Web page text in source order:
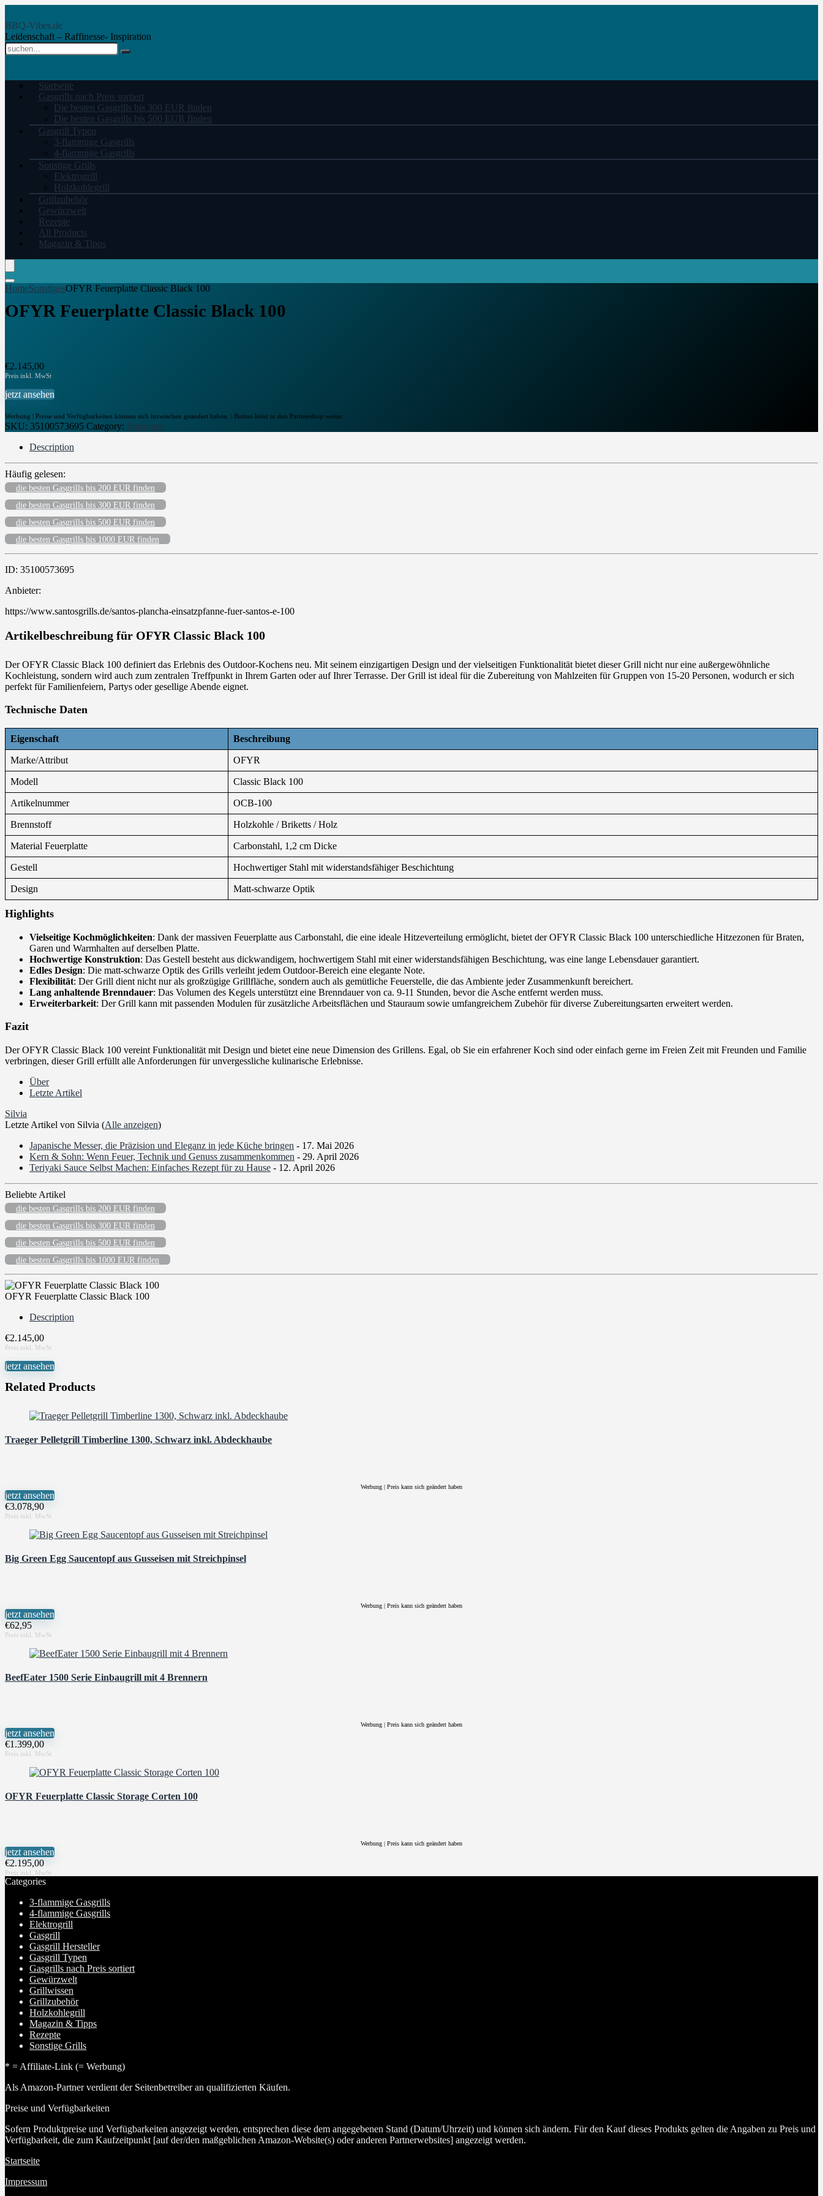
BBQ-Vibes.de
Leidenschaft – Raffinesse- Inspiration
Startseite
Gasgrills nach Preis sortiert
Die besten Gasgrills bis 300 EUR finden
Die besten Gasgrills bis 500 EUR finden
Gasgrill Typen
3-flammige Gasgrills
4-flammige Gasgrills
Sonstige Grills
Elektrogrill
Holzkohlegrill
Grillzubehör
Gewürzwelt
Rezepte
All Products
Magazin & Tipps
HomeSonstigesOFYR Feuerplatte Classic Black 100
OFYR Feuerplatte Classic Black 100
€2.145,00
jetzt ansehen
Werbung | Preise und Verfügbarkeiten können sich inzwischen geändert haben. | Button leitet in den Partnershop weiter.
SKU: 35100573695 Category: Sonstiges
Description
Häufig gelesen:
die besten Gasgrills bis 200 EUR finden
die besten Gasgrills bis 300 EUR finden
die besten Gasgrills bis 500 EUR finden
die besten Gasgrills bis 1000 EUR finden
ID: 35100573695
Anbieter:
https://www.santosgrills.de/santos-plancha-einsatzpfanne-fuer-santos-e-100
Artikelbeschreibung für OFYR Classic Black 100
Der OFYR Classic Black 100 definiert das Erlebnis des Outdoor-Kochens neu. Mit seinem einzigartigen Design und der vielseitigen Funktionalität bietet dieser Grill nicht nur eine außergewöhnliche
Kochleistung, sondern wird auch zum zentralen Treffpunkt in Ihrem Garten oder auf Ihrer Terrasse. Der Grill ist ideal für die Zubereitung von Mahlzeiten für Gruppen von 15-20 Personen, wodurch er sich
perfekt für Familienfeiern, Partys oder gesellige Abende eignet.
Technische Daten
Eigenschaft Beschreibung
Marke/Attribut OFYR
Modell Classic Black 100
Artikelnummer OCB-100
Brennstoff Holzkohle / Briketts / Holz
Material Feuerplatte Carbonstahl, 1,2 cm Dicke
Gestell Hochwertiger Stahl mit widerstandsfähiger Beschichtung
Design Matt-schwarze Optik
Highlights
Vielseitige Kochmöglichkeiten: Dank der massiven Feuerplatte aus Carbonstahl, die eine ideale Hitzeverteilung ermöglicht, bietet der OFYR Classic Black 100 unterschiedliche Hitzezonen für Braten,
Garen und Warmhalten auf derselben Platte.
Hochwertige Konstruktion: Das Gestell besteht aus dickwandigem, hochwertigem Stahl mit einer widerstandsfähigen Beschichtung, was eine lange Lebensdauer garantiert.
Edles Design: Die matt-schwarze Optik des Grills verleiht jedem Outdoor-Bereich eine elegante Note.
Flexibilität: Der Grill dient nicht nur als großzügige Grillfläche, sondern auch als gemütliche Feuerstelle, die das Ambiente jeder Zusammenkunft bereichert.
Lang anhaltende Brenndauer: Das Volumen des Kegels unterstützt eine Brenndauer von ca. 9-11 Stunden, bevor die Asche entfernt werden muss.
Erweiterbarkeit: Der Grill kann mit passenden Modulen für zusätzliche Arbeitsflächen und Stauraum sowie umfangreichem Zubehör für diverse Zubereitungsarten erweitert werden.
Fazit
Der OFYR Classic Black 100 vereint Funktionalität mit Design und bietet eine neue Dimension des Grillens. Egal, ob Sie ein erfahrener Koch sind oder einfach gerne im Freien Zeit mit Freunden und Familie
verbringen, dieser Grill erfüllt alle Anforderungen für unvergessliche kulinarische Erlebnisse.
Über
Letzte Artikel
Silvia
Letzte Artikel von Silvia (Alle anzeigen)
Japanische Messer, die Präzision und Eleganz in jede Küche bringen - 17. Mai 2026
Kern & Sohn: Wenn Feuer, Technik und Genuss zusammenkommen - 29. April 2026
Teriyaki Sauce Selbst Machen: Einfaches Rezept für zu Hause - 12. April 2026
Beliebte Artikel
die besten Gasgrills bis 200 EUR finden
die besten Gasgrills bis 300 EUR finden
die besten Gasgrills bis 500 EUR finden
die besten Gasgrills bis 1000 EUR finden
OFYR Feuerplatte Classic Black 100
Description
€2.145,00
jetzt ansehen
Related Products
Traeger Pelletgrill Timberline 1300, Schwarz inkl. Abdeckhaube
Werbung | Preis kann sich geändert haben
jetzt ansehen
€3.078,90
Big Green Egg Saucentopf aus Gusseisen mit Streichpinsel
Werbung | Preis kann sich geändert haben
jetzt ansehen
€62,95
BeefEater 1500 Serie Einbaugrill mit 4 Brennern
Werbung | Preis kann sich geändert haben
jetzt ansehen
€1.399,00
OFYR Feuerplatte Classic Storage Corten 100
Werbung | Preis kann sich geändert haben
jetzt ansehen
€2.195,00
Categories
3-flammige Gasgrills
4-flammige Gasgrills
Elektrogrill
Gasgrill
Gasgrill Hersteller
Gasgrill Typen
Gasgrills nach Preis sortiert
Gewürzwelt
Grillwissen
Grillzubehör
Holzkohlegrill
Magazin & Tipps
Rezepte
Sonstige Grills
* = Affiliate-Link (= Werbung)
Als Amazon-Partner verdient der Seitenbetreiber an qualifizierten Käufen.
Preise und Verfügbarkeiten
Sofern Produktpreise und Verfügbarkeiten angezeigt werden, entsprechen diese dem angegebenen Stand (Datum/Uhrzeit) und können sich ändern. Für den Kauf dieses Produkts gelten die Angaben zu Preis und
Verfügbarkeit, die zum Kaufzeitpunkt [auf der/den maßgeblichen Amazon-Website(s) oder anderen Partnerwebsites] angezeigt werden.
Startseite
Impressum